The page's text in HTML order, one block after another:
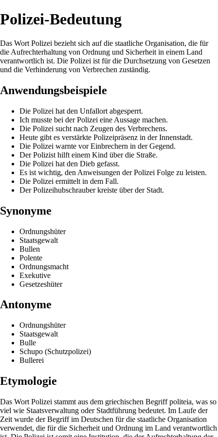
Polizei-Bedeutung
Das Wort Polizei bezieht sich auf die staatliche Organisation, die für
die Aufrechterhaltung von Ordnung und Sicherheit in einem Land
verantwortlich ist. Die Polizei ist für die Durchsetzung von Gesetzen
und die Verhinderung von Verbrechen zuständig.
Anwendungsbeispiele
Die Polizei hat den Unfallort abgesperrt.
Ich musste bei der Polizei eine Aussage machen.
Die Polizei sucht nach Zeugen des Verbrechens.
Heute gibt es verstärkte Polizeipräsenz in der Innenstadt.
Die Polizei warnte vor Einbrechern in der Gegend.
Der Polizist hilft einem Kind über die Straße.
Die Polizei hat den Dieb gefasst.
Es ist wichtig, den Anweisungen der Polizei Folge zu leisten.
Die Polizei ermittelt in dem Fall.
Der Polizeihubschrauber kreiste über der Stadt.
Synonyme
Ordnungshüter
Staatsgewalt
Bullen
Polente
Ordnungsmacht
Exekutive
Gesetzeshüter
Antonyme
Ordnungshüter
Staatsgewalt
Bulle
Schupo (Schutzpolizei)
Bullerei
Etymologie
Das Wort Polizei stammt aus dem griechischen Begriff politeia, was so
viel wie Staatsverwaltung oder Stadtführung bedeutet. Im Laufe der
Zeit wurde der Begriff im Deutschen für die staatliche Organisation
verwendet, die für die Sicherheit und Ordnung im Land verantwortlich